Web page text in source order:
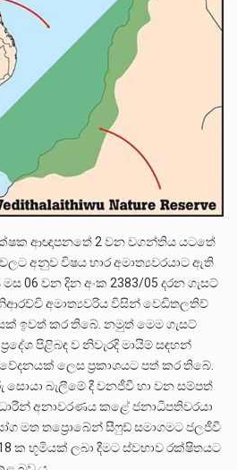
ආඥාපනතේ 2 වන වගන්තිය යටතේ
අනුව විෂය භාර අමාත්‍යවරයාට ඇති
06 වන දින අංක 2383/05 දරන ගැසට්
අමාත්‍යවරිය විසින් වෙඩිතලතිව්
ඉවත් කර තිබේ. නමුත් මෙම ගැසට්
පිළිබඳ ව නිවැරදි මායිම් සඳහන්
ලෙස ප්‍රකාශයට පත් කර තිබේ.
සොයා බැලීමේ දී වනජීවී හා වන සම්පත්
අනාවරණය කළේ ජනාධිපතිවරයා
මත තප්‍රොබේන් සීෆුඩ් සමාගමට ජලජීවී
ක භූමියක් ලබා දීමට ස්වභාව රක්ෂිතයට